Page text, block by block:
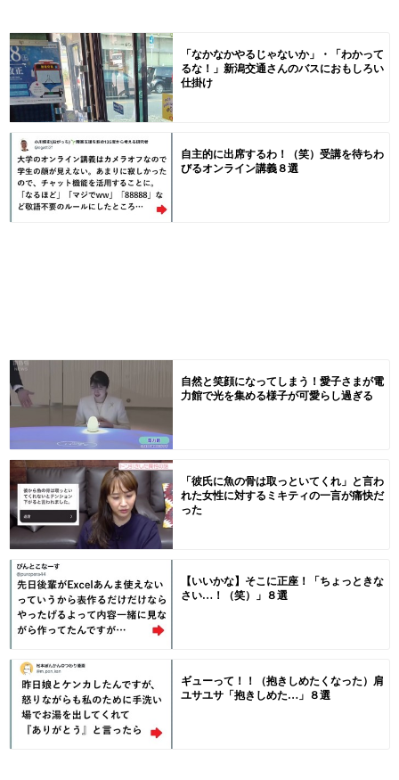
「なかなかやるじゃないか」・「わかって
るな！」新潟交通さんのバスにおもしろい
仕掛け
自主的に出席するわ！（笑）受講を待ちわ
びるオンライン講義８選
自然と笑顔になってしまう！愛子さまが電
力館で光を集める様子が可愛らし過ぎる
「彼氏に魚の骨は取っといてくれ」と言わ
れた女性に対するミキティの一言が痛快だ
った
【いいかな】そこに正座！「ちょっときな
さい…！（笑）」８選
ギューって！！（抱きしめたくなった）肩
ユサユサ「抱きしめた…」８選